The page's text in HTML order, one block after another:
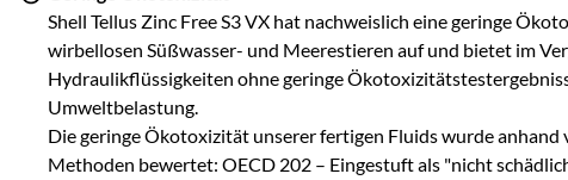
Shell Tellus Zinc Free S3 VX hat nachweislich eine geringe
wirbellosen Süßwasser- und Meerestieren auf und bietet im
Hydraulikflüssigkeiten ohne geringe
Umweltbelastung.
Die geringe Ökotoxizität unserer fertigen Fluids wurde anhand
Methoden bewertet: OECD 202 – Eingestuft als "nicht